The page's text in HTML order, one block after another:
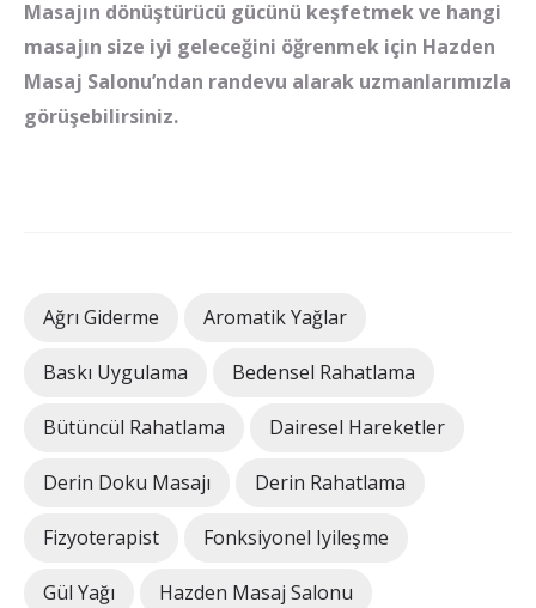
Masajın dönüştürücü gücünü keşfetmek ve hangi
masajın size iyi geleceğini öğrenmek için Hazden
Masaj Salonu’ndan randevu alarak uzmanlarımızla
görüşebilirsiniz.
Ağrı Giderme Aromatik Yağlar
Baskı Uygulama Bedensel Rahatlama
Bütüncül Rahatlama Dairesel Hareketler
Derin Doku Masajı Derin Rahatlama
Fizyoterapist Fonksiyonel Iyileşme
Gül Yağı Hazden Masaj Salonu